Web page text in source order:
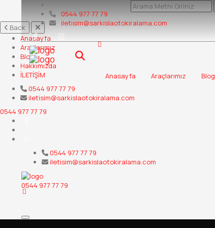
Back
Anasayfa
Araçlarımız
Blog
Hakkımızda
İLETİŞİM
0544 977 77 79
iletisim@sarkislaotokiralama.com
0544 977 77 79
0544 977 77 79
iletisim@sarkislaotokiralama.com
0544 977 77 79
0544 977 77 79
iletisim@sarkislaotokiralama.com
Anasayfa Araçlarımız Blog